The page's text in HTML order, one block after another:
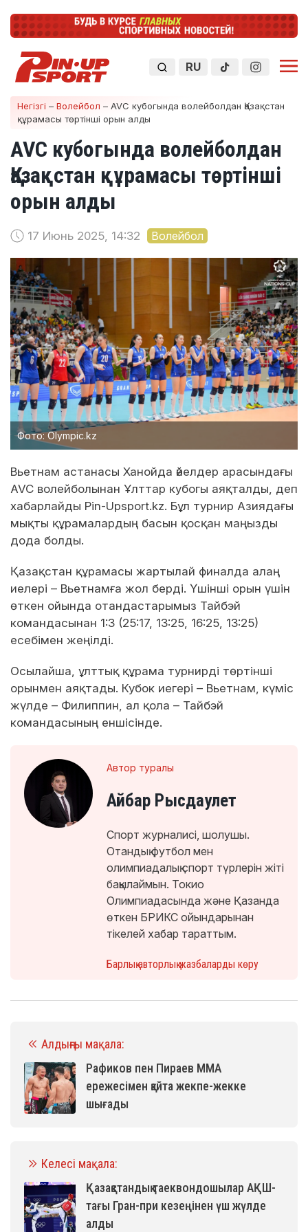
RU
Негізгі – Волейбол – AVC кубогында волейболдан Қазақстан
құрамасы төртінші орын алды
AVC кубогында волейболдан
Қазақстан құрамасы төртінші
орын алды
17 Июнь 2025, 14:32 Волейбол
Фото: Olympic.kz
Вьетнам астанасы Ханойда әйелдер арасындағы
AVC волейболынан Ұлттар кубогы аяқталды, деп
хабарлайды Pin-Upsport.kz. Бұл турнир Азиядағы
мықты құрамалардың басын қосқан маңызды
дода болды.
Қазақстан құрамасы жартылай финалда алаң
иелері – Вьетнамға жол берді. Үшінші орын үшін
өткен ойында отандастарымыз Тайбэй
командасынан 1:3 (25:17, 13:25, 16:25, 13:25)
есебімен жеңілді.
Осылайша, ұлттық құрама турнирді төртінші
орынмен аяқтады. Кубок иегері – Вьетнам, күміс
жүлде – Филиппин, ал қола – Тайбэй
командасының еншісінде.
Автор туралы
Айбар Рысдаулет
Спорт журналисі, шолушы.
Отандық футбол мен
олимпиадалық спорт түрлерін жіті
бақылаймын. Токио
Олимпиадасында және Қазанда
өткен БРИКС ойындарынан
тікелей хабар тараттым.
Барлық авторлық жазбаларды көру
Алдыңғы мақала:
Рафиков пен Пираев ММА
ережесімен қайта жекпе-жекке
шығады
Келесі мақала:
Қазақстандық таеквондошылар АҚШ-
тағы Гран-при кезеңінен үш жүлде
алды